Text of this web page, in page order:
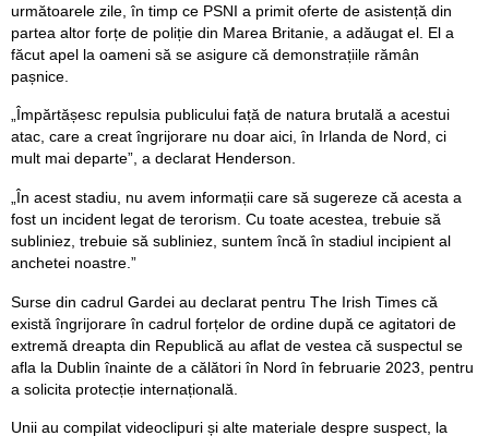
următoarele zile, în timp ce PSNI a primit oferte de asistență din
partea altor forțe de poliție din Marea Britanie, a adăugat el. El a
făcut apel la oameni să se asigure că demonstrațiile rămân
pașnice.
„Împărtășesc repulsia publicului față de natura brutală a acestui
atac, care a creat îngrijorare nu doar aici, în Irlanda de Nord, ci
mult mai departe”, a declarat Henderson.
„În acest stadiu, nu avem informații care să sugereze că acesta a
fost un incident legat de terorism. Cu toate acestea, trebuie să
subliniez, trebuie să subliniez, suntem încă în stadiul incipient al
anchetei noastre.”
Surse din cadrul Gardei au declarat pentru The Irish Times că
există îngrijorare în cadrul forțelor de ordine după ce agitatori de
extremă dreapta din Republică au aflat de vestea că suspectul se
afla la Dublin înainte de a călători în Nord în februarie 2023, pentru
a solicita protecție internațională.
Unii au compilat videoclipuri și alte materiale despre suspect, la